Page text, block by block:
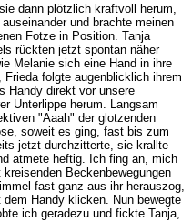
dann plötzlich kraftvoll herum,
und brachte meinen
Fotze in Position. Tanja
rückten jetzt spontan näher
Melanie sich eine Hand in ihre
folgte augenblicklich ihrem
Handy direkt vor unsere
Unterlippe herum. Langsam
"Aaah" der glotzenden
soweit es ging, fast bis zum
jetzt durchzitterte, sie krallte
atmete heftig. Ich fing an, mich
Beckenbewegungen
fast ganz aus ihr herauszog,
Handy klicken. Nun bewegte
ich geradezu und fickte Tanja,